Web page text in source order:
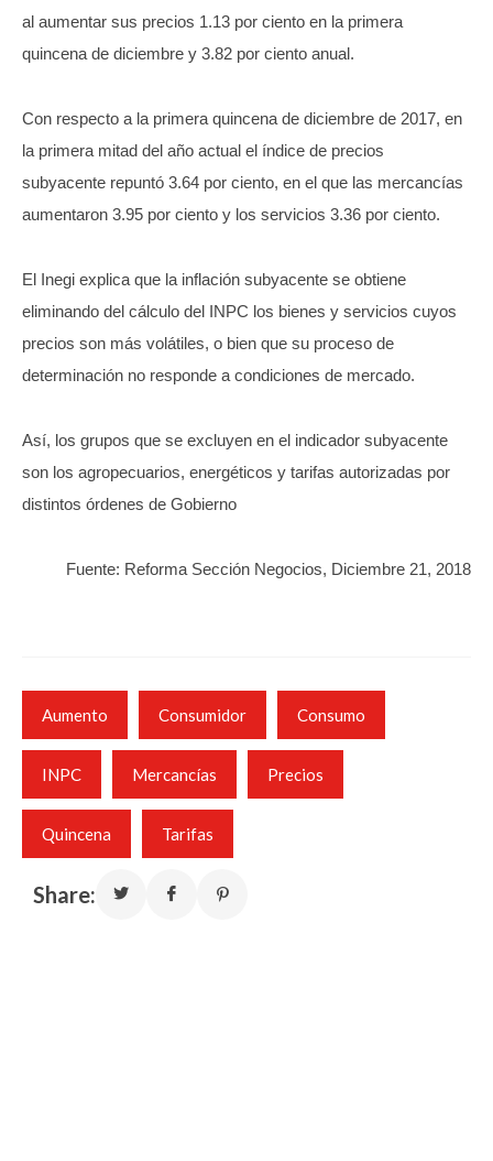
al aumentar sus precios 1.13 por ciento en la primera
quincena de diciembre y 3.82 por ciento anual.
Con respecto a la primera quincena de diciembre de 2017, en
la primera mitad del año actual el índice de precios
subyacente repuntó 3.64 por ciento, en el que las mercancías
aumentaron 3.95 por ciento y los servicios 3.36 por ciento.
El Inegi explica que la inflación subyacente se obtiene
eliminando del cálculo del INPC los bienes y servicios cuyos
precios son más volátiles, o bien que su proceso de
determinación no responde a condiciones de mercado.
Así, los grupos que se excluyen en el indicador subyacente
son los agropecuarios, energéticos y tarifas autorizadas por
distintos órdenes de Gobierno
Fuente: Reforma Sección Negocios, Diciembre 21, 2018
Aumento Consumidor Consumo
INPC Mercancías Precios
Quincena Tarifas
Share: